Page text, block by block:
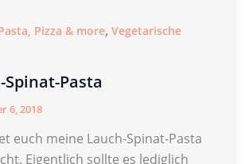
Pizza & more, Vegetarische
Spinat-Pasta
6, 2018
euch meine Lauch-Spinat-Pasta
Eigentlich sollte es lediglich